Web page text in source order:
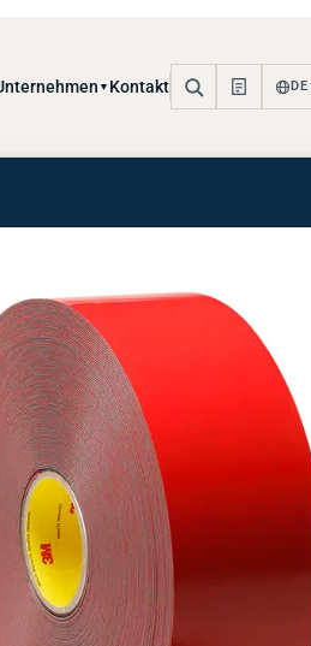
Kontakt DE